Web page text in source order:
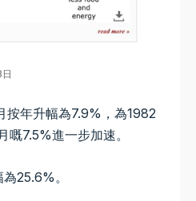
按年升幅為7.9%，為1982
嘅7.5%進一步加速。
25.6%。